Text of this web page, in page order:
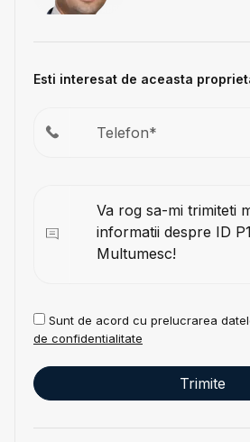
Esti interesat de aceasta
Sunt de acord cu prelucrarea
de confidentialitate